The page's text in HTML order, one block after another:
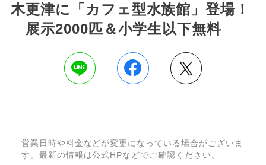
木更津に「カフェ型水族館」登場！
展示2000匹＆小学生以下無料
営業日時や料金などが変更になっている場合がございま
す。最新の情報は公式HPなどでご確認ください。